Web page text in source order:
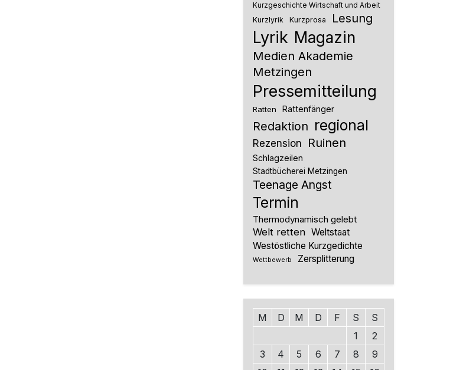
Kurzgeschichte Wirtschaft und Arbeit
Kurzlyrik Kurzprosa Lesung
Lyrik Magazin
Medien Akademie
Metzingen
Pressemitteilung
Ratten Rattenfänger
Redaktion regional
Rezension Ruinen
Schlagzeilen
Stadtbücherei Metzingen
Teenage Angst
Termin
Thermodynamisch gelebt
Welt retten Weltstaat
Westöstliche Kurzgedichte
Wettbewerb Zersplitterung
M D M D F S
S
1
2
3
4 5 6 7 8
9